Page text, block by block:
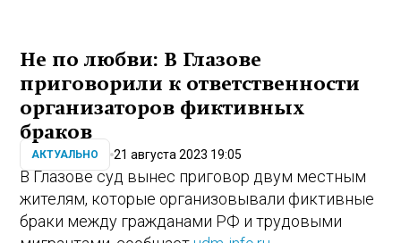
Не по любви: В Глазове
приговорили к ответственности
организаторов фиктивных
браков
АКТУАЛЬНО 21 августа 2023 19:05
В Глазове суд вынес приговор двум местным
жителям, которые организовывали фиктивные
браки между гражданами РФ и трудовыми